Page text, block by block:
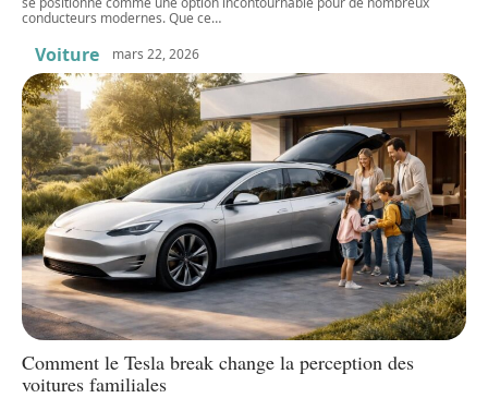
conducteurs modernes. Que ce…
Voiture mars 22, 2026
Comment le Tesla break change la perception des
voitures familiales